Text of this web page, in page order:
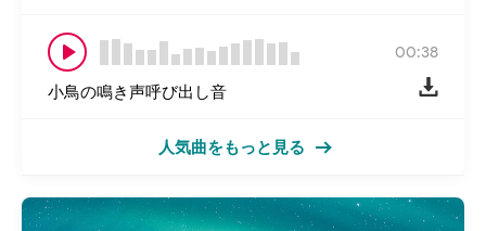
00:38
小鳥の鳴き声呼び出し音
人気曲をもっと見る